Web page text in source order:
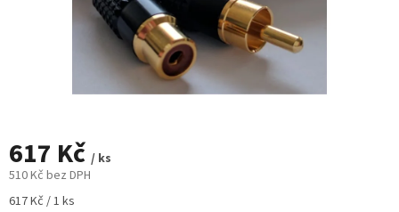
617 Kč / ks
510 Kč bez DPH
Měrná
617 Kč / 1 ks